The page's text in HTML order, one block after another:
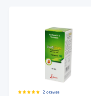
2 отзыва